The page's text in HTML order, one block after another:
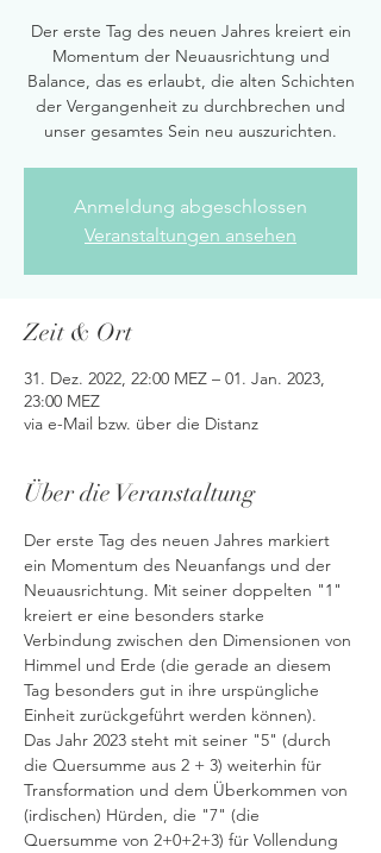
Der erste Tag des neuen Jahres kreiert ein
Momentum der Neuausrichtung und
Balance, das es erlaubt, die alten Schichten
der Vergangenheit zu durchbrechen und
unser gesamtes Sein neu auszurichten.
Anmeldung abgeschlossen
Veranstaltungen ansehen
Zeit & Ort
31. Dez. 2022, 22:00 MEZ – 01. Jan. 2023,
23:00 MEZ
via e-Mail bzw. über die Distanz
Über die Veranstaltung
Der erste Tag des neuen Jahres markiert
ein Momentum des Neuanfangs und der
Neuausrichtung. Mit seiner doppelten "1"
kreiert er eine besonders starke
Verbindung zwischen den Dimensionen von
Himmel und Erde (die gerade an diesem
Tag besonders gut in ihre urspüngliche
Einheit zurückgeführt werden können).
Das Jahr 2023 steht mit seiner "5" (durch
die Quersumme aus 2 + 3) weiterhin für
Transformation und dem Überkommen von
(irdischen) Hürden, die "7" (die
Quersumme von 2+0+2+3) für Vollendung